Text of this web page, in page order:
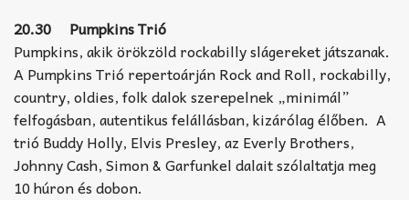
20.30 Pumpkins Trió
Pumpkins, akik örökzöld rockabilly slágereket játszanak.
A Pumpkins Trió repertoárján Rock and Roll, rockabilly,
country, oldies, folk dalok szerepelnek „minimál”
felfogásban, autentikus felállásban, kizárólag élőben. A
trió Buddy Holly, Elvis Presley, az Everly Brothers,
Johnny Cash, Simon & Garfunkel dalait szólaltatja meg
10 húron és dobon.